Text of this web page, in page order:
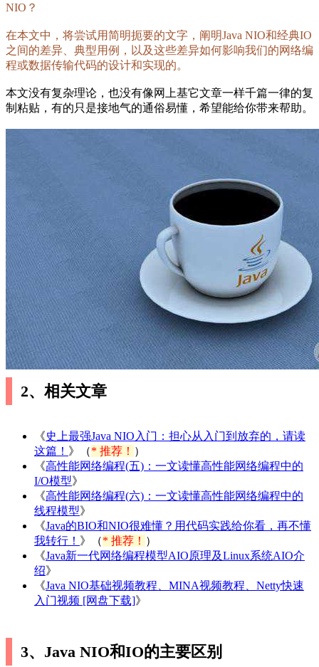
NIO？
在本文中，将尝试用简明扼要的文字，阐明Java NIO和经典IO
之间的差异、典型用例，以及这些差异如何影响我们的网络编
程或数据传输代码的设计和实现的。
本文没有复杂理论，也没有像网上基它文章一样千篇一律的复
制粘贴，有的只是接地气的通俗易懂，希望能给你带来帮助。
2、相关文章
《史上最强Java NIO入门：担心从入门到放弃的，请读
这篇！ 》（* 推荐！ ）
《高性能网络编程(五)：一文读懂高性能网络编程中的
I/O模型》
《高性能网络编程(六)：一文读懂高性能网络编程中的
线程模型》
《Java的BIO和NIO很难懂？用代码实践给你看，再不懂
我转行！ 》（* 推荐！ ）
《Java新一代网络编程模型AIO原理及Linux系统AIO介
绍》
《Java NIO基础视频教程、MINA视频教程、Netty快速
入门视频 [网盘下载]》
3、Java NIO和IO的主要区别